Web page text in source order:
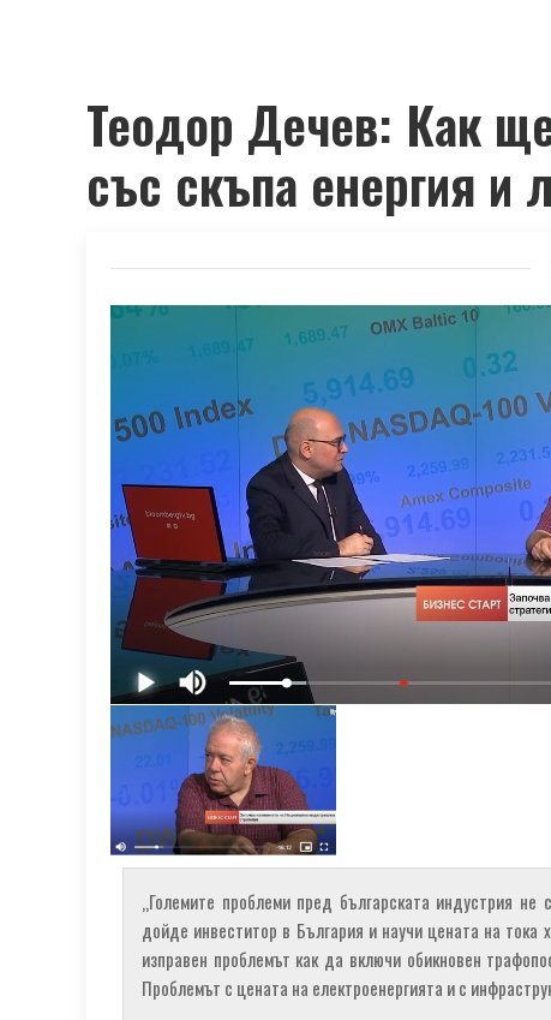
Теодор Дечев: Как
със скъпа енергия и
„Големите проблеми пред българската индустрия
дойде инвеститор в България и научи цената на тока
изправен проблемът как да включи обикновен
Проблемът с цената на електроенергията и с